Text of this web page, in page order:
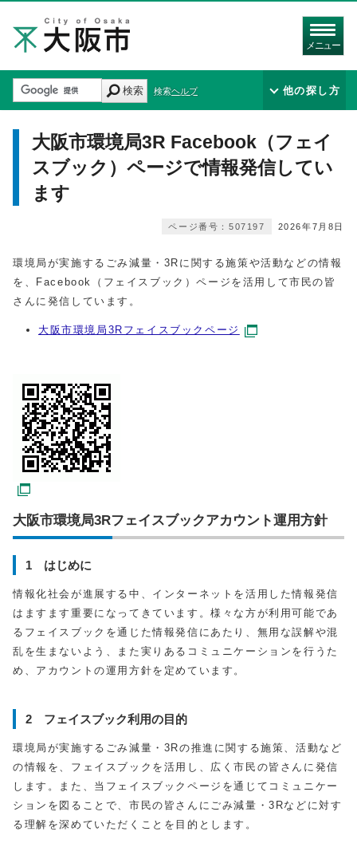
メニュー
検索 検索ヘルプ 他の探し方
大阪市環境局3R Facebook（フェイ
スブック）ページで情報発信してい
ます
2026年7月8日
ページ番号：507197
環境局が実施するごみ減量・3Rに関する施策や活動などの情報
を、Facebook（フェイスブック）ページを活用して市民の皆
さんに発信しています。
大阪市環境局3Rフェイスブックページ
大阪市環境局3Rフェイスブックアカウント運用方針
1 はじめに
情報化社会が進展する中、インターネットを活用した情報発信
はますます重要になってきています。様々な方が利用可能であ
るフェイスブックを通じた情報発信にあたり、無用な誤解や混
乱を生まないよう、また実りあるコミュニケーションを行うた
め、アカウントの運用方針を定めています。
2 フェイスブック利用の目的
環境局が実施するごみ減量・3Rの推進に関する施策、活動など
の情報を、フェイスブックを活用し、広く市民の皆さんに発信
します。また、当フェイスブックページを通じてコミュニケー
ションを図ることで、市民の皆さんにごみ減量・3Rなどに対す
る理解を深めていただくことを目的とします。